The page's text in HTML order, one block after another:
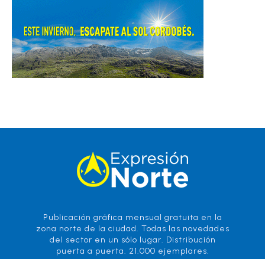
Publicación gráfica mensual gratuita en la
zona norte de la ciudad. Todas las novedades
del sector en un sólo lugar. Distribución
puerta a puerta. 21.000 ejemplares.